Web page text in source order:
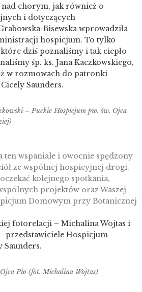
chorym, jak również o
i dotyczących
Bisewska wprowadziła
hospicjum. To tylko
dziś poznaliśmy i tak ciepło
śp. ks. Jana Kaczkowskiego,
w rozmowach do patronki
Saunders.
– Puckie Hospicjum pw. św. Ojca
ten wspaniale i owocnie spędzony
ze wspólnej hospicyjnej drogi.
kolejnego spotkania,
projektów oraz Waszej
Domowym przy Botanicznej
fotorelacji – Michalina Wojtas i
przedstawiciele Hospicjum
Saunders.
Pio (fot. Michalina Wojtas)